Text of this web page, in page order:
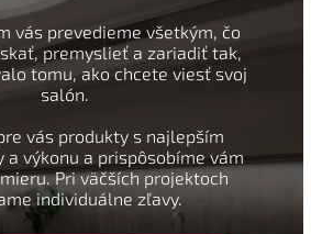
vás prevedieme všetkým, čo
premyslieť a zariadiť tak,
tomu, ako chcete viesť svoj
salón.
vás produkty s najlepším
a výkonu a prispôsobíme vám
Pri väčších projektoch
individuálne zľavy.